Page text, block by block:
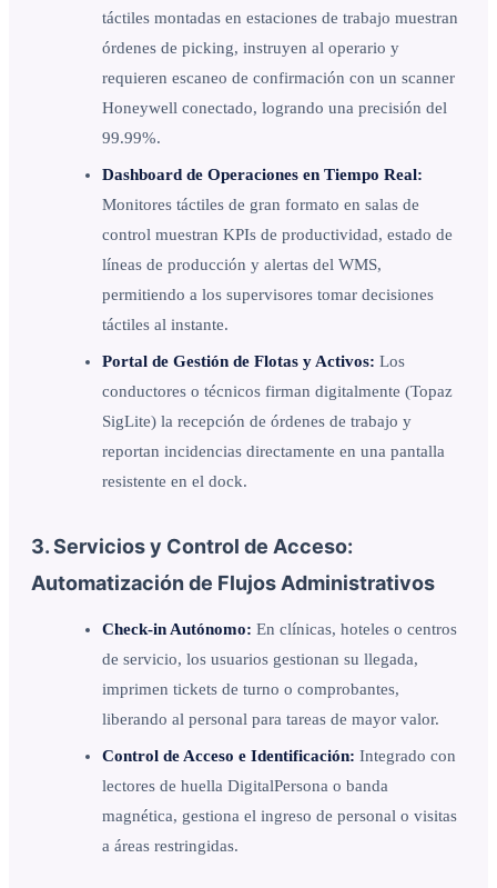
táctiles montadas en estaciones de trabajo muestran
órdenes de picking, instruyen al operario y
requieren escaneo de confirmación con un scanner
Honeywell conectado, logrando una precisión del
99.99%.
Dashboard de Operaciones en Tiempo Real:
Monitores táctiles de gran formato en salas de
control muestran KPIs de productividad, estado de
líneas de producción y alertas del WMS,
permitiendo a los supervisores tomar decisiones
táctiles al instante.
Portal de Gestión de Flotas y Activos: Los
conductores o técnicos firman digitalmente (Topaz
SigLite) la recepción de órdenes de trabajo y
reportan incidencias directamente en una pantalla
resistente en el dock.
3. Servicios y Control de Acceso:
Automatización de Flujos Administrativos
Check-in Autónomo: En clínicas, hoteles o centros
de servicio, los usuarios gestionan su llegada,
imprimen tickets de turno o comprobantes,
liberando al personal para tareas de mayor valor.
Control de Acceso e Identificación: Integrado con
lectores de huella DigitalPersona o banda
magnética, gestiona el ingreso de personal o visitas
a áreas restringidas.